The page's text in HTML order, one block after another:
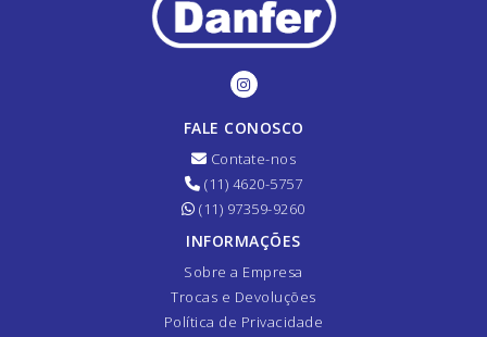
FALE CONOSCO
Contate-nos
(11) 4620-5757
(11) 97359-9260
INFORMAÇÕES
Sobre a Empresa
Trocas e Devoluções
Política de Privacidade